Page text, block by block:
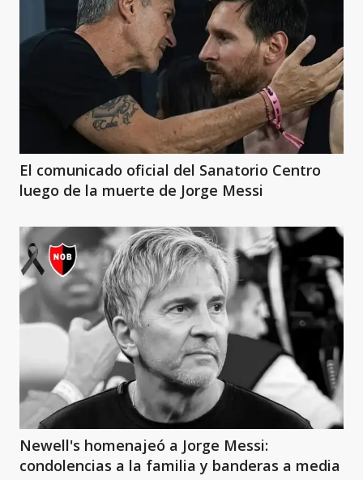
El comunicado oficial del Sanatorio Centro
luego de la muerte de Jorge Messi
Newell's homenajeó a Jorge Messi:
condolencias a la familia y banderas a media